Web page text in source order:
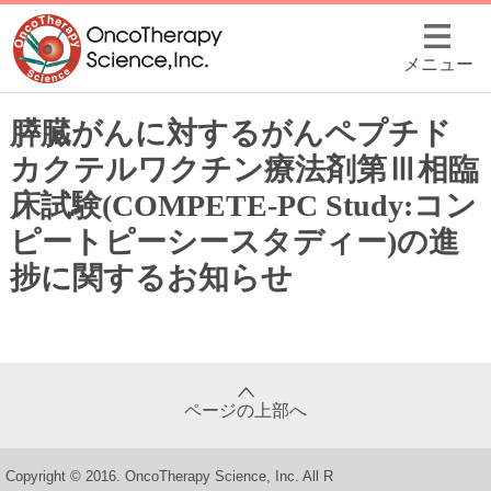
メニュー
膵臓がんに対するがんペプチド
カクテルワクチン療法剤第Ⅲ相臨
床試験(COMPETE-PC Study:コン
ピートピーシースタディー)の進
捗に関するお知らせ
ページの上部へ
Copyright © 2016. OncoTherapy Science, Inc. All R